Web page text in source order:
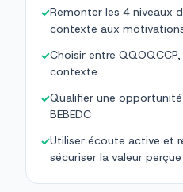
✓Remonter les 4 niveaux
contexte aux
✓Choisir entre QQOQCCP,
contexte
✓Qualifier une opportunité
BEBEDC
✓Utiliser écoute active et
sécuriser la valeur perçue